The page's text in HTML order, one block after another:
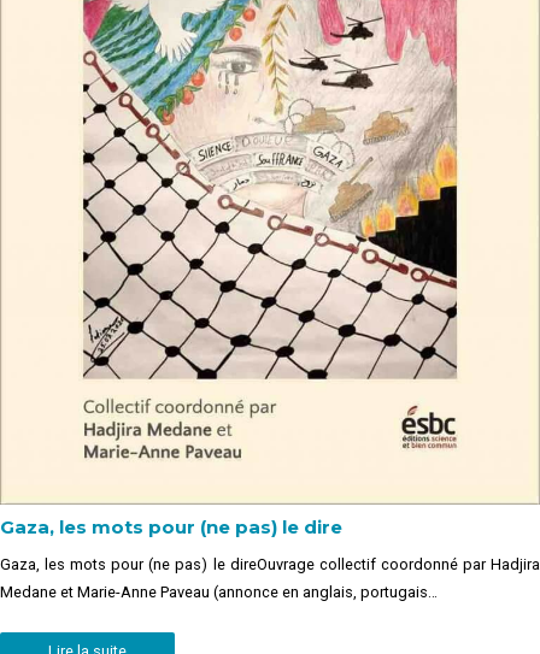
Gaza, les mots pour (ne pas) le dire
Gaza, les mots pour (ne pas) le direOuvrage collectif coordonné par Hadjira
Medane et Marie-Anne Paveau (annonce en anglais, portugais…